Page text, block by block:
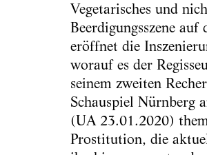
Vegetarisches und
Beerdigungsszene
eröffnet die
worauf es der
seinem zweiten
Schauspiel Nürnberg
(UA 23.01.2020)
Prostitution, die